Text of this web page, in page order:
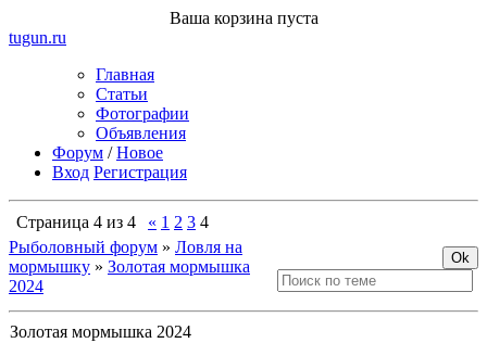
Ваша корзина пуста
tugun.ru
Главная
Статьи
Фотографии
Объявления
Форум /Новое
Вход Регистрация
Страница 4 из 4 « 1 2 3 4
Рыболовный форум » Ловля на
мормышку » Золотая мормышка
2024
Золотая мормышка 2024